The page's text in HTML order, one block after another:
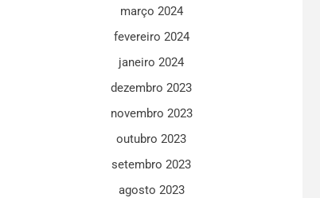
março 2024
fevereiro 2024
janeiro 2024
dezembro 2023
novembro 2023
outubro 2023
setembro 2023
agosto 2023